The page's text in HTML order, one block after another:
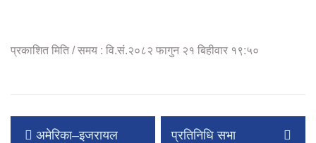
प्रकाशित मिति / समय : वि.सं.२०८२ फागुन २१ बिहीवार १९:५०
अमेरिका–इजरायल
प्रतिनिधि सभा